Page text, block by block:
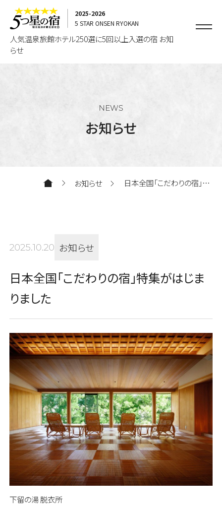
2025-2026
5 STAR ONSEN RYOKAN
人気温泉旅館ホテル250選に5回以上入選の宿 お知
らせ
NEWS
お知らせ
お知らせ
日本全国「こだわりの宿」特
2025.10.20 お知らせ
日本全国「こだわりの宿」特集がはじま
りました
下留の湯 脱衣所